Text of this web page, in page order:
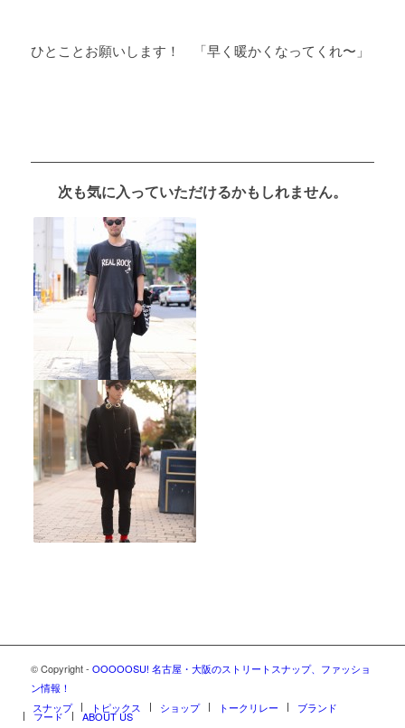
ひとことお願いします！ 「早く暖かくなってくれ〜」
次も気に入っていただけるかもしれません。
© Copyright - OOOOOSU! 名古屋・大阪のストリートスナップ、ファッショ
ン情報！
スナップ
トピックス ショップ トークリレー ブランド
フード ABOUT US